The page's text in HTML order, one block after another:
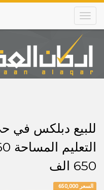
Skip
main
content
Main
navigation
للبيع دبلكس
650 الف
السعر 650,000